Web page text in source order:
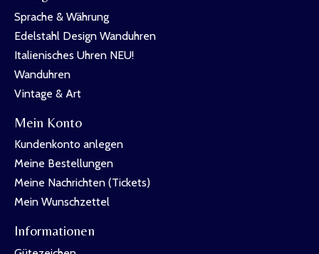
Sprache & Währung
Edelstahl Design Wanduhren
Italienisches Uhren NEU!
Wanduhren
Vintage & Art
Mein Konto
Kundenkonto anlegen
Meine Bestellungen
Meine Nachrichten (Tickets)
Mein Wunschzettel
Informationen